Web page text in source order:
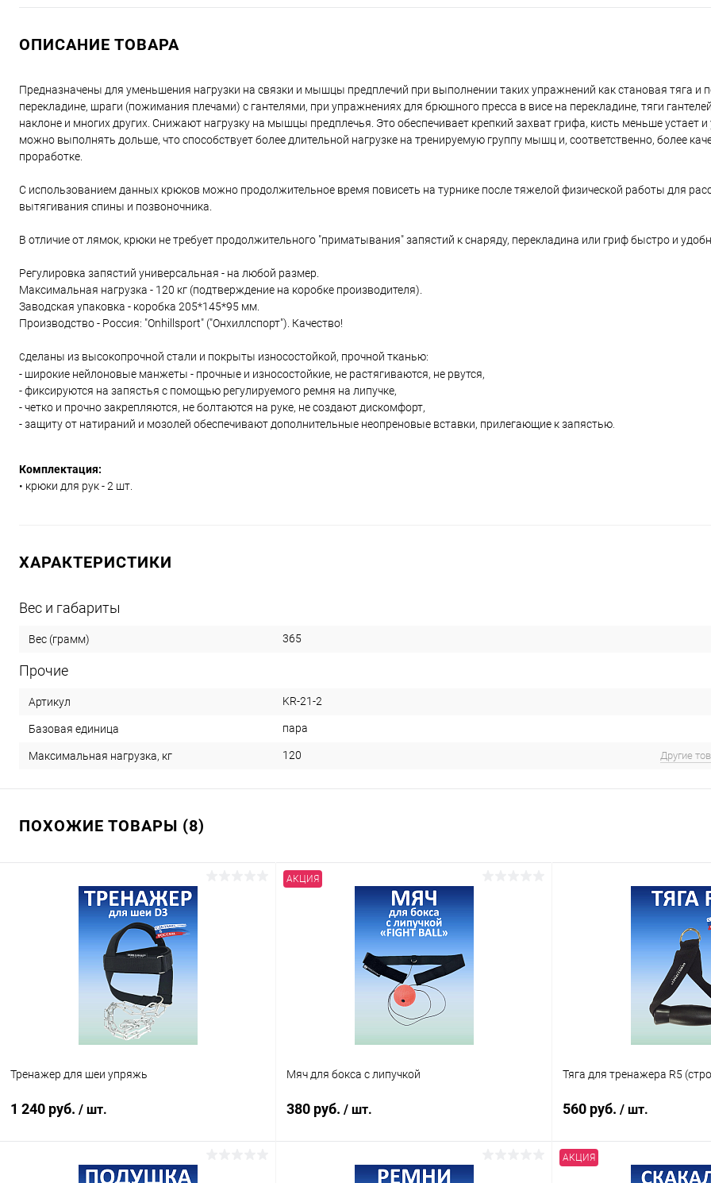
ОПИСАНИЕ ТОВАРА
Предназначены для уменьшения нагрузки на связки и мышцы предплечий при выполнении таких упражнений как становая тяга и
перекладине, шраги (пожимания плечами) с гантелями, при упражнениях для брюшного пресса в висе на перекладине, тяги
наклоне и многих других. Снижают нагрузку на мышцы предплечья. Это обеспечивает крепкий захват грифа, кисть меньше устает
можно выполнять дольше, что способствует более длительной нагрузке на тренируемую группу мышц и, соответственно, более
проработке.
С использованием данных крюков можно продолжительное время повисеть на турнике после тяжелой физической работы для
вытягивания спины и позвоночника.
В отличие от лямок, крюки не требует продолжительного "приматывания" запястий к снаряду, перекладина или гриф быстро и
Регулировка запястий универсальная - на любой размер.
Максимальная нагрузка - 120 кг (подтверждение на коробке производителя).
Заводская упаковка - коробка 205*145*95 мм.
Производство - Россия: "Onhillsport" ("Онхиллспорт"). Качество!
Сделаны из высокопрочной стали и покрыты износостойкой, прочной тканью:
- широкие нейлоновые манжеты - прочные и износостойкие, не растягиваются, не рвутся,
- фиксируются на запястья с помощью регулируемого ремня на липучке,
- четко и прочно закрепляются, не болтаются на руке, не создают дискомфорт,
- защиту от натираний и мозолей обеспечивают дополнительные неопреновые вставки, прилегающие к запястью.
Комплектация:
• крюки для рук - 2 шт.
ХАРАКТЕРИСТИКИ
Вес и габариты
Вес (грамм) 365
Прочие
Артикул KR-21-2
Базовая единица пара
Максимальная нагрузка, кг 120 Другие
ПОХОЖИЕ ТОВАРЫ (8)
Тренажер для шеи упряжь
1 240 руб. / шт.
В корзину
АКЦИЯ
Мяч для бокса с липучкой
380 руб. / шт.
В корзину
Тяга для тренажера R5
560 руб. / шт.
В
АКЦИЯ